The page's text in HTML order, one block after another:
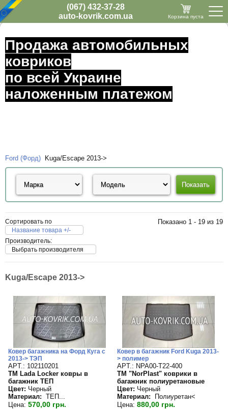
(067) 432-37-28
auto-kovrik.com.ua
Корзина пуста
Продажа автомобильных
ковриков
по всей Украине
наложенным платежом
Ford (Форд) Kuga/Escape 2013->
Сортировать по
Название товара +/-
Производитель:
Выбрать производителя
Показано 1 - 19 из 19
Kuga/Escape 2013->
Ковер багажника на Форд Куга с
2013-> ТЭП
APT.: 102110201
TM Lada Locker ковры в
багажник ТЕП
Цвет: Черный
Материал: ТЕП...
Цена: 570,00 грн.
Ковер в багажник Ford Kuga 2013-
> полимер
APT.: NPA00-T22-400
TM "NorPlast" коврики в
багажник полиуретановые
Цвет: Черный
Материал:
Полиуретан<
Цена: 880,00 грн.